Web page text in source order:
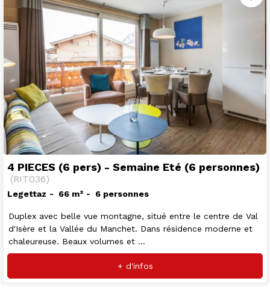
4 PIECES (6 pers) - Semaine Eté (6 personnes)
(RIT036)
Legettaz 66 m² 6 personnes
Duplex avec belle vue montagne, situé entre le centre de Val
d'Isère et la Vallée du Manchet. Dans résidence moderne et
chaleureuse. Beaux volumes et ...
+ d'infos